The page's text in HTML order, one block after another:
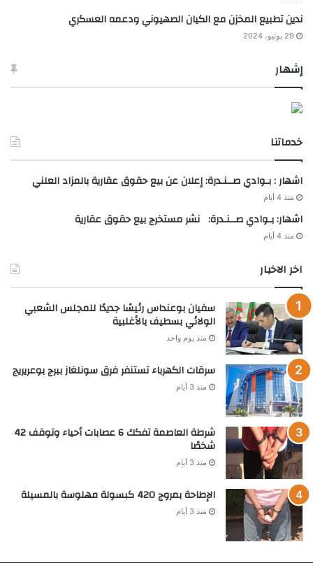
ندين تطبيع المخزن مع الكيان الصهيوني ودعمه العسكري
29 يونيو، 2024
إشهار
خدماتنا
اشهار : بـوادي صــنـدرة: إعلان عن بيع حقوق عقارية بالمزاد العلني
منذ 4 أيام
اشهار: بـوادي صــنـدرة: نشر مستخرج بيع حقوق عقارية
منذ 4 أيام
اخر الاخبار
سفيان بوعنداس رئيسًا جديدًا للمجلس الشعبي
الولائي بسطيف بالأغلبية
منذ يوم واحد
سرقات الكهرباء تستنفر فرق سونلغاز ببرج بوعريريج
منذ 3 أيام
شرطة العاصمة تفكك 6 عصابات أحياء وتوقف 42
شخصًا
منذ 3 أيام
الإطاحة بمروج 420 كبسولة مهلوسة بالمسيلة
منذ 3 أيام